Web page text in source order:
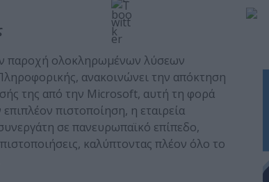
παροχή ολοκληρωμένων λύσεων
ανακοινώνει την απόκτηση
της από την Microsoft, αυτή τη φορά
πιστοποίηση, η εταιρεία
σε πανευρωπαϊκό επίπεδο,
καλύπτοντας πλέον όλο το